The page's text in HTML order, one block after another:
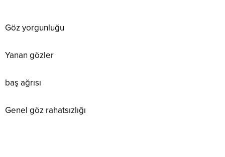
Göz yorgunluğu
Yanan gözler
baş ağrısı
Genel göz rahatsızlığı